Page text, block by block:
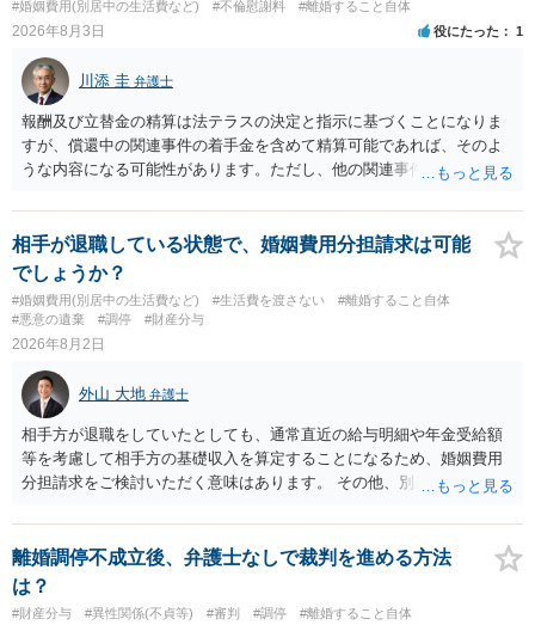
す。 お一人で対応するのは難しい側面もありますので弁護士を立てる
ことを検討されると良いかと思われます。
#婚姻費用(別居中の生活費など) #不倫慰謝料 #離婚すること自体
2026年8月3日 役にたった 1
川添 圭 弁護士
報酬及び立替金の精算は法テラスの決定と指示に基づくことになりま
すが、償還中の関連事件の着手金を含めて精算可能であれば、そのよ
うな内容になる可能性があります。ただし、他の関連事件でも相手方
情によって対応が違いますので、法テラスへお尋ねいただいた方が確
実です。
相手が退職している状態で、婚姻費用分担請求は可能
でしょうか？
#婚姻費用(別居中の生活費など) #生活費を渡さない
#離婚すること自体
#悪意の遺棄
#調停 #財産分与
2026年8月2日
外山 大地 弁護士
相手方が退職をしていたとしても、通常直近の給与明細や年金受給額
等を考慮して相手方の基礎収入を算定することになるため、婚姻費用
分担請求をご検討いただく意味はあります。 その他、別居の経緯、質
て、ご検討いただくのが良いかと思います。
離婚調停不成立後、弁護士なしで裁判を進める方法
は？
#財産分与 #異性関係(不貞等) #審判 #調停 #離婚すること自体